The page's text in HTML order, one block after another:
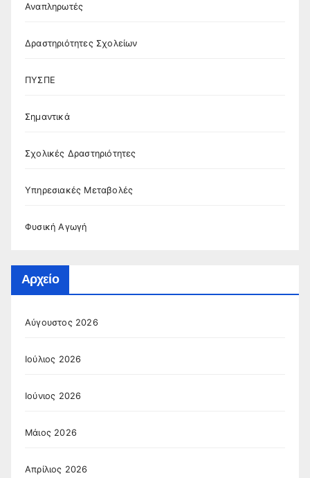
Αναπληρωτές
Δραστηριότητες Σχολείων
ΠΥΣΠΕ
Σημαντικά
Σχολικές Δραστηριότητες
Υπηρεσιακές Μεταβολές
Φυσική Αγωγή
Αρχείο
Αύγουστος 2026
Ιούλιος 2026
Ιούνιος 2026
Μάιος 2026
Απρίλιος 2026